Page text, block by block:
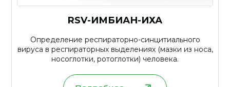
RSV-ИМБИАН-ИХА
Определение респираторно-синцитиального
вируса в респираторных выделениях (мазки из носа,
носоглотки, ротоглотки) человека.